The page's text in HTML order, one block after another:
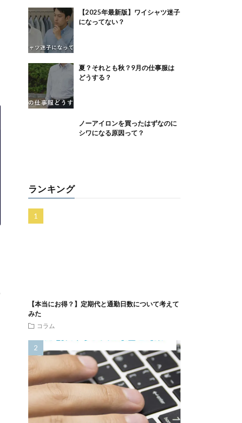
【2025年最新版】ワイシャツ迷子
になってない？
夏？それとも秋？9月の仕事服は
どうする？
ノーアイロンを買ったはずなのに
シワになる原因って？
ランキング
【本当にお得？】定期代と通勤日数について考えて
みた
コラム